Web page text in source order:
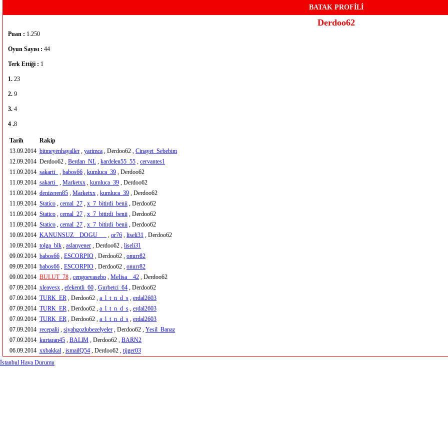
BATAK PROFİLİ
Derdoo62
Puan : 1.250
Oyun Sayısı : 44
Terk Ettiği : 1
1. 23
2. 9
3. 4
4 .8
Tarih Rakip
13.09.2014 bitmeyenhayaller , yarimca , Derdoo62 , Cinayet_Sebebim
12.09.2014 Derdoo62 , Berdan_NL , kardelen55_55 , cervantes1
11.09.2014 sakarti_ , babos66 , kumluca_39 , Derdoo62
11.09.2014 sakarti_ , Marketxx , kumluca_39 , Derdoo62
11.09.2014 denizeren85 , Marketxx , kumluca_39 , Derdoo62
11.09.2014 Statico , cemal_27 , x_7_bitirdi_benii , Derdoo62
11.09.2014 Statico , cemal_27 , x_7_bitirdi_benii , Derdoo62
11.09.2014 Statico , cemal_27 , x_7_bitirdi_benii , Derdoo62
10.09.2014 KANUNSUZ__DOGU___ , or76 , liseli31 , Derdoo62
10.09.2014 tolga_blk , aslanyener , Derdoo62 , liseli31
09.09.2014 babos66 , ESCORPIO , Derdoo62 , onurr82
09.09.2014 babos66 , ESCORPIO , Derdoo62 , onurr82
09.09.2014 BULUT_78 , cengoevasebo , MeIisa__42 , Derdoo62
07.09.2014 xleavesx , efekentli_60 , Gurbetci_64 , Derdoo62
07.09.2014 TURK_ER , Derdoo62 , a_l_t_n_d_s , erdal2603
07.09.2014 TURK_ER , Derdoo62 , a_l_t_n_d_s , erdal2603
07.09.2014 TURK_ER , Derdoo62 , a_l_t_n_d_s , erdal2603
07.09.2014 recepalii , siyahgozlubezelyeler , Derdoo62 , Yesil_Banaz
07.09.2014 kurtaran45 , BALlM , Derdoo62 , BARN2
06.09.2014 xxbakkal , ismailQ54 , Derdoo62 , tijger03
İstanbul Hava Durumu